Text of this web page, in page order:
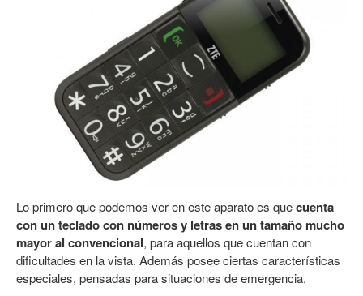
Lo primero que podemos ver en este aparato es quecuenta
con un teclado con números y letras en un tamaño mucho
mayor al convencional, para aquellos que cuentan con
dificultades en la vista. Además posee ciertas características
especiales, pensadas para situaciones de emergencia.